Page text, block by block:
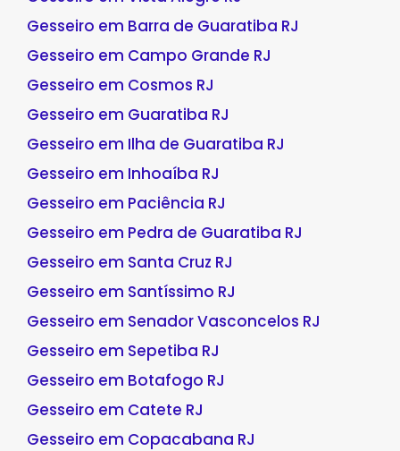
Gesseiro em Barra de Guaratiba RJ
Gesseiro em Campo Grande RJ
Gesseiro em Cosmos RJ
Gesseiro em Guaratiba RJ
Gesseiro em Ilha de Guaratiba RJ
Gesseiro em Inhoaíba RJ
Gesseiro em Paciência RJ
Gesseiro em Pedra de Guaratiba RJ
Gesseiro em Santa Cruz RJ
Gesseiro em Santíssimo RJ
Gesseiro em Senador Vasconcelos RJ
Gesseiro em Sepetiba RJ
Gesseiro em Botafogo RJ
Gesseiro em Catete RJ
Gesseiro em Copacabana RJ